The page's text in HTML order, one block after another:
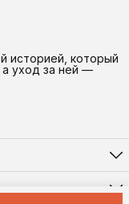
историей, который
уход за ней —